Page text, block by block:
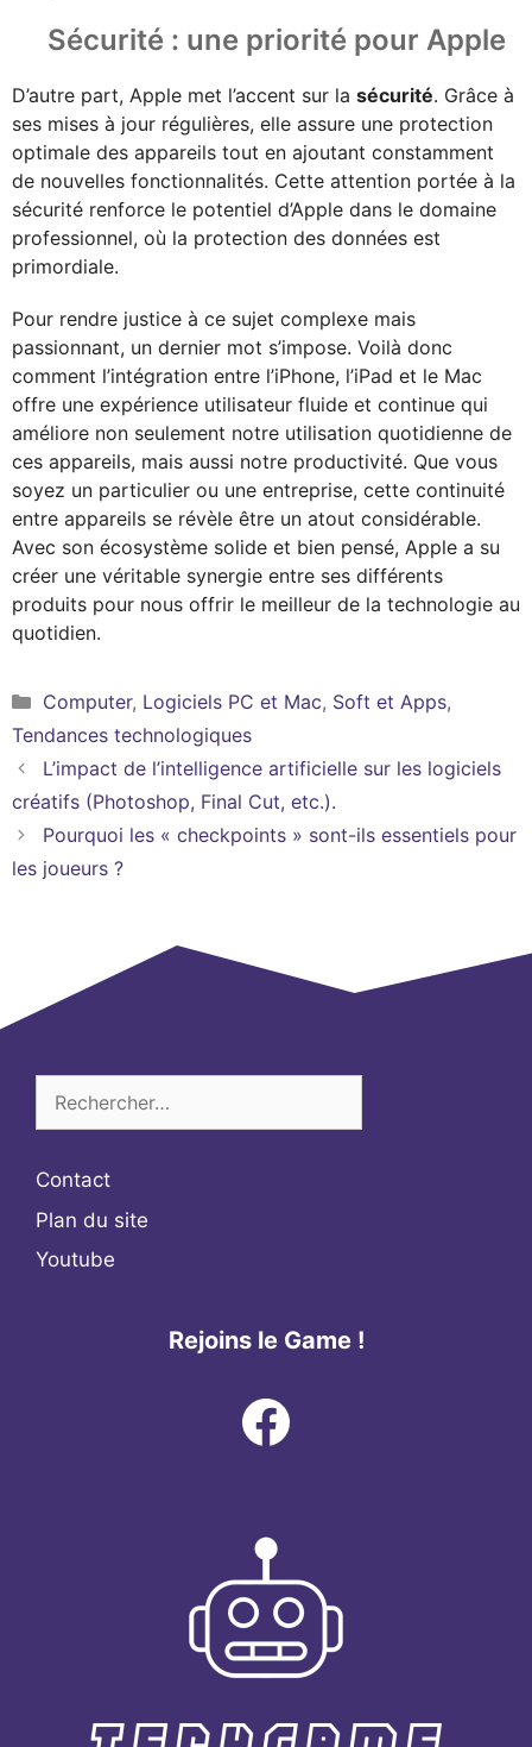
Sécurité : une priorité pour Apple
D’autre part, Apple met l’accent sur la sécurité. Grâce à
ses mises à jour régulières, elle assure une protection
optimale des appareils tout en ajoutant constamment
de nouvelles fonctionnalités. Cette attention portée à la
sécurité renforce le potentiel d’Apple dans le domaine
professionnel, où la protection des données est
primordiale.
Pour rendre justice à ce sujet complexe mais
passionnant, un dernier mot s’impose. Voilà donc
comment l’intégration entre l’iPhone, l’iPad et le Mac
offre une expérience utilisateur fluide et continue qui
améliore non seulement notre utilisation quotidienne de
ces appareils, mais aussi notre productivité. Que vous
soyez un particulier ou une entreprise, cette continuité
entre appareils se révèle être un atout considérable.
Avec son écosystème solide et bien pensé, Apple a su
créer une véritable synergie entre ses différents
produits pour nous offrir le meilleur de la technologie au
quotidien.
Catégories
Computer, Logiciels PC et Mac, Soft et Apps,
Tendances technologiques
L’impact de l’intelligence artificielle sur les logiciels
créatifs (Photoshop, Final Cut, etc.).
Pourquoi les « checkpoints » sont-ils essentiels pour
les joueurs ?
Contact
Plan du site
Youtube
Rejoins le Game !
Facebook